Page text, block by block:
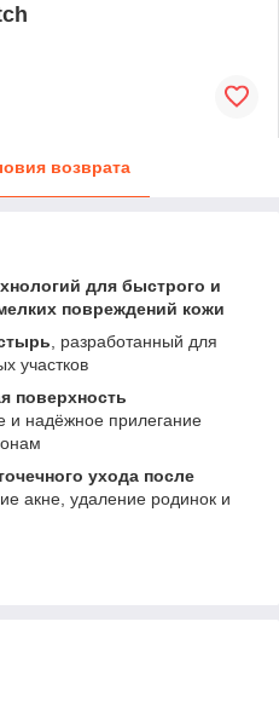
возврата
для быстрого и
повреждений кожи
, разработанный для
участков
поверхность
и надёжное прилегание
ухода после
акне, удаление родинок и